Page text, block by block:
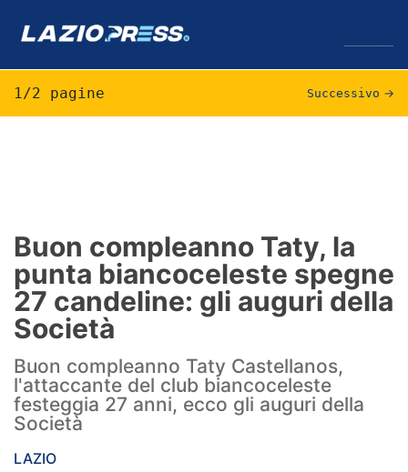
Infortuni
Primavera
Calciomercato
Lazio Women
Rassegna Lazio
1/2 pagine Successivo →
Buon compleanno Taty, la
punta biancoceleste spegne
27 candeline: gli auguri della
Società
Buon compleanno Taty Castellanos,
l'attaccante del club biancoceleste
festeggia 27 anni, ecco gli auguri della
Società
LAZIO